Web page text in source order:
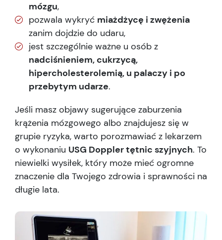
mózgu,
pozwala wykryć miażdżycę i zwężenia
zanim dojdzie do udaru,
jest szczególnie ważne u osób z
nadciśnieniem, cukrzycą,
hipercholesterolemią, u palaczy i po
przebytym udarze.
Jeśli masz objawy sugerujące zaburzenia
krążenia mózgowego albo znajdujesz się w
grupie ryzyka, warto porozmawiać z lekarzem
o wykonaniu USG Doppler tętnic szyjnych. To
niewielki wysiłek, który może mieć ogromne
znaczenie dla Twojego zdrowia i sprawności na
długie lata.